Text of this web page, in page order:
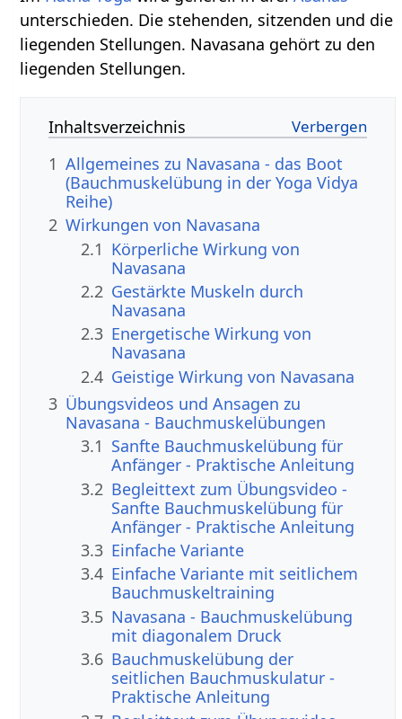
unterschieden. Die stehenden, sitzenden und die
liegenden Stellungen. Navasana gehört zu den
liegenden Stellungen.
Inhaltsverzeichnis
1 Allgemeines zu Navasana - das Boot
(Bauchmuskelübung in der Yoga Vidya
Reihe)
2 Wirkungen von Navasana
2.1 Körperliche Wirkung von
Navasana
2.2 Gestärkte Muskeln durch
Navasana
2.3 Energetische Wirkung von
Navasana
2.4 Geistige Wirkung von Navasana
3 Übungsvideos und Ansagen zu
Navasana - Bauchmuskelübungen
3.1 Sanfte Bauchmuskelübung für
Anfänger - Praktische Anleitung
3.2 Begleittext zum Übungsvideo -
Sanfte Bauchmuskelübung für
Anfänger - Praktische Anleitung
3.3 Einfache Variante
3.4 Einfache Variante mit seitlichem
Bauchmuskeltraining
3.5 Navasana - Bauchmuskelübung
mit diagonalem Druck
3.6 Bauchmuskelübung der
seitlichen Bauchmuskulatur -
Praktische Anleitung